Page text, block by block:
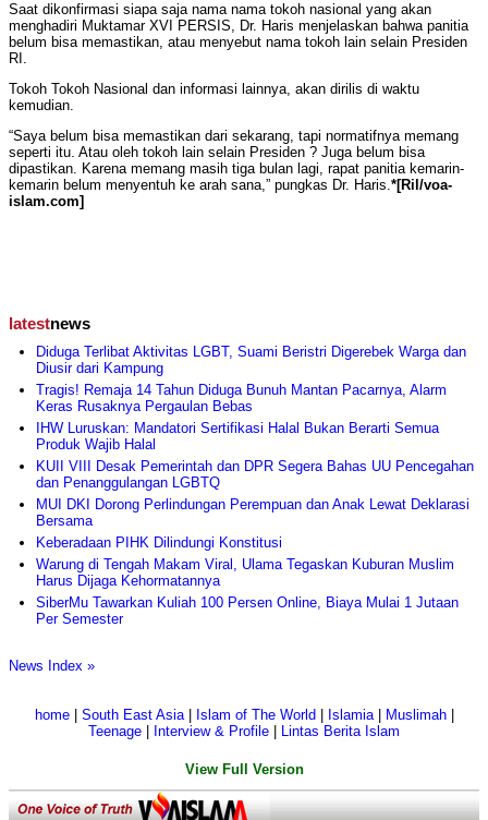
Saat dikonfirmasi siapa saja nama nama tokoh nasional yang akan
menghadiri Muktamar XVI PERSIS, Dr. Haris menjelaskan bahwa panitia
belum bisa memastikan, atau menyebut nama tokoh lain selain Presiden
RI.
Tokoh Tokoh Nasional dan informasi lainnya, akan dirilis di waktu
kemudian.
“Saya belum bisa memastikan dari sekarang, tapi normatifnya memang
seperti itu. Atau oleh tokoh lain selain Presiden ? Juga belum bisa
dipastikan. Karena memang masih tiga bulan lagi, rapat panitia kemarin-
kemarin belum menyentuh ke arah sana,” pungkas Dr. Haris.*[Ril/voa-
islam.com]
latestnews
Diduga Terlibat Aktivitas LGBT, Suami Beristri Digerebek Warga dan
Diusir dari Kampung
Tragis! Remaja 14 Tahun Diduga Bunuh Mantan Pacarnya, Alarm
Keras Rusaknya Pergaulan Bebas
IHW Luruskan: Mandatori Sertifikasi Halal Bukan Berarti Semua
Produk Wajib Halal
KUII VIII Desak Pemerintah dan DPR Segera Bahas UU Pencegahan
dan Penanggulangan LGBTQ
MUI DKI Dorong Perlindungan Perempuan dan Anak Lewat Deklarasi
Bersama
Keberadaan PIHK Dilindungi Konstitusi
Warung di Tengah Makam Viral, Ulama Tegaskan Kuburan Muslim
Harus Dijaga Kehormatannya
SiberMu Tawarkan Kuliah 100 Persen Online, Biaya Mulai 1 Jutaan
Per Semester
News Index »
home| South East Asia| Islam of The World Islamia| Muslimah|
Teenage
Interview & Profile Lintas Berita Islam
View Full Version